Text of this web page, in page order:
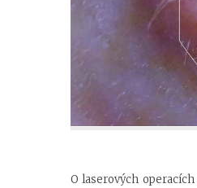
O laserových